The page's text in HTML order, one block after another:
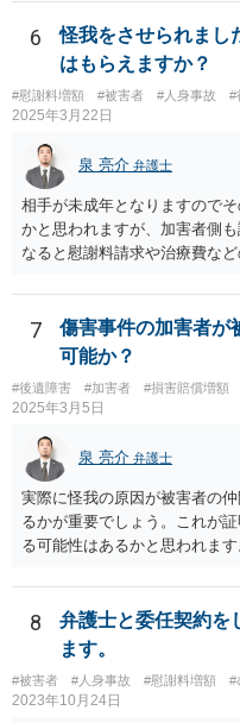
ので、弁護士を交代しても状
十分に打ち合わせをすること
6
怪我をさせられまし
はもらえますか？
#慰謝料増額 #被害者 #人身事故 #
2025年3月22日
泉 亮介 弁護士
相手が未成年となりますので
かと思われますが、加害者側
なると慰謝料請求や治療費な
い場合が多いです。 また、保
れることも多いため、その交
考えられるかと思われます。
7
傷害事件の加害者が
可能か？
#後遺障害 #加害者 #損害賠償増額
2025年3月5日
泉 亮介 弁護士
実際に怪我の原因が被害者の
るかが重要でしょう。これが
る可能性はあるかと思われます
8
弁護士と委任契約を
ます。
#被害者 #人身事故 #慰謝料増額 #
2023年10月24日